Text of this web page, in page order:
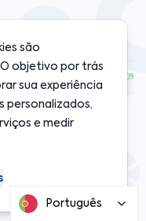
+0.50%
reservados.
Desempenho
Cookies Termos Seguros
são
objetivo por trás
sua experiência
personalizados,
e medir
Português